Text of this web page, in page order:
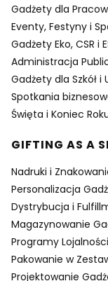
Gadżety dla
Eventy, Festyny i
Gadżety Eko, CSR i
Administracja
Gadżety dla Szkół i
Spotkania
Święta i Koniec
GIFTING AS A
Nadruki i
Personalizacja
Dystrybucja i
Magazynowanie
Programy
Pakowanie w
Projektowanie